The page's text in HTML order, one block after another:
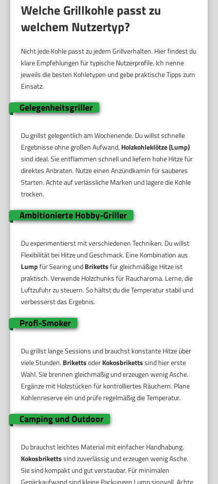
Welche Grillkohle passt zu
welchem Nutzertyp?
Nicht jede Kohle passt zu jedem Grillverhalten. Hier findest du
klare Empfehlungen für typische Nutzerprofile. Ich nenne
jeweils die besten Kohletypen und gebe praktische Tipps zum
Einsatz.
Gelegenheitsgriller
Du grillst gelegentlich am Wochenende. Du willst schnelle
Ergebnisse ohne großen Aufwand. Holzkohleklötze (Lump)
sind ideal. Sie entflammen schnell und liefern hohe Hitze für
direktes Anbraten. Nutze einen Anzündkamin für sauberes
Starten. Achte auf verlässliche Marken und lagere die Kohle
trocken.
Ambitionierte Hobby-Griller
Du experimentierst mit verschiedenen Techniken. Du willst
Flexibilität bei Hitze und Geschmack. Eine Kombination aus
Lumpfür Searing undBrikettsfür gleichmäßige Hitze ist
praktisch. Verwende Holzchunks für Raucharoma. Lerne, die
Luftzufuhr zu steuern. So hältst du die Temperatur stabil und
verbesserst das Ergebnis.
Profi-Smoker
Du grillst lange Sessions und brauchst konstante Hitze über
viele Stunden. BrikettsoderKokosbrikettssind hier erste
Wahl. Sie brennen gleichmäßig und erzeugen wenig Asche.
Ergänze mit Holzstücken für kontrolliertes Räuchern. Plane
Kohlenreserve ein und prüfe regelmäßig die Temperatur.
Camping und Outdoor
Du brauchst leichtes Material mit einfacher Handhabung.
Kokosbrikettssind zuverlässig und erzeugen wenig Asche.
Sie sind kompakt und gut verstaubar. Für minimalen
Gepäckaufwand sind kleine Packungen Lump sinnvoll. Achte